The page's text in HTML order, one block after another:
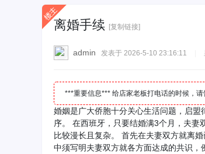
牙
华
离婚手续 [复制链接]
admin 发表于 2026-5-10 23:16:11
***重要信息*** 给店家老板打电话的时候，
婚姻是广大侨胞十分关心生活问题，启
序。 在西班牙，只要结婚满3个月，夫妻
比较漫长且复杂。 首先在夫妻双方就离
中须写明夫妻双方就各方面达成的共识